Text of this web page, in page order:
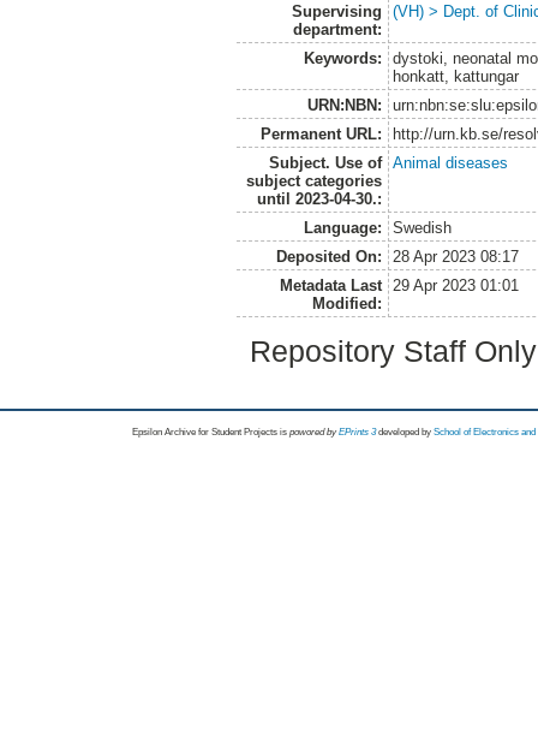
Supervising
department:
(VH) > Dept. of
Keywords:
dystoki, neonatal
honkatt, kattungar
URN:NBN:
Permanent URL:
http://urn.kb.se/
Subject. Use of
subject categories
until 2023-04-30.:
Animal diseases
Language:
Swedish
Deposited On:
28 Apr 2023 08:17
Metadata Last
Modified:
29 Apr 2023 01:01
Repository Staff
Epsilon Archive for Student Projects is powored byEPrints 3 developed by School of Electronics